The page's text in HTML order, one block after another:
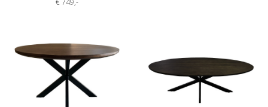
€ 749,-